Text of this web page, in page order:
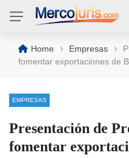
Home › Empresas ›
fomentar exportaciones de
EMPRESAS
Presentación de
fomentar